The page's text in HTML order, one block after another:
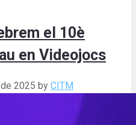
el 10è
en Videojocs
2025 by CITM